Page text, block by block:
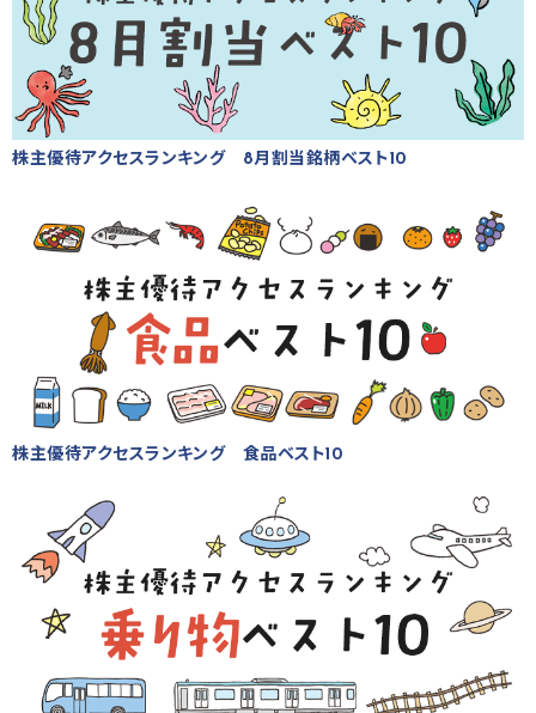
株主優待アクセスランキング 8月割当銘柄ベスト10
株主優待アクセスランキング 食品ベスト10